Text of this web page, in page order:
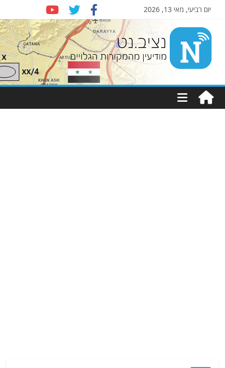
יום רביעי, מאי 13, 2026
Nziv.net
מודיעין
מהמקורות